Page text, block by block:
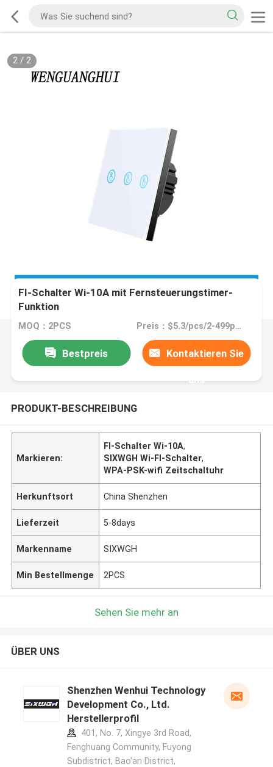
2/ 2
FI-Schalter Wi-10A mit Fernsteuerungstimer-
Funktion
MOQ：2PCS Preis：$5.3/pcs/2-499pcs
Bestpreis Kontaktieren Sie
uns
PRODUKT-BESCHREIBUNG
Markieren:
FI-Schalter Wi-10A,
SIXWGH Wi-FI-Schalter,
WPA-PSK-wifi Zeitschaltuhr
Herkunftsort China Shenzhen
Lieferzeit 5-8days
Markenname SIXWGH
Min Bestellmenge 2PCS
Sehen Sie mehr an
ÜBER UNS
Shenzhen Wenhui Technology
Development Co., Ltd.
Herstellerprofil
401, No. 7, Xingye 3rd Road,
Fenghuang Community, Fuyong
Subdistrict, Bao'an District,